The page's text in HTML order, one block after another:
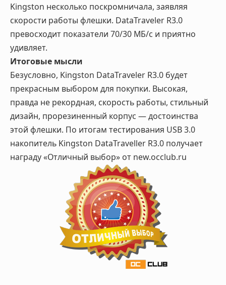
Kingston несколько поскромничала, заявляя
скорости работы флешки. DataTraveler R3.0
превосходит показатели 70/30 МБ/с и приятно
удивляет.
Итоговые мысли
Безусловно, Kingston DataTraveler R3.0 будет
прекрасным выбором для покупки. Высокая,
правда не рекордная, скорость работы, стильный
дизайн, прорезиненный корпус — достоинства
этой флешки. По итогам тестирования USB 3.0
накопитель Kingston DataTraveller R3.0 получает
награду «Отличный выбор» от new.occlub.ru